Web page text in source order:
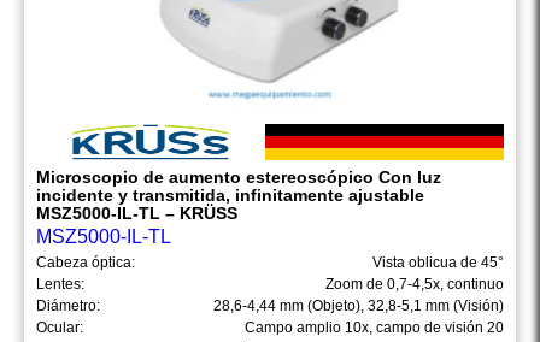
Microscopio de aumento estereoscópico Con luz
incidente y transmitida, infinitamente ajustable
MSZ5000-IL-TL – KRÜSS
MSZ5000-IL-TL
Cabeza óptica:
Vista oblicua de 45°
Lentes:
Zoom de 0,7-4,5x, continuo
Diámetro:
28,6-4,44 mm (Objeto), 32,8-5,1 mm (Visión)
Ocular:
Campo amplio 10x, campo de visión 20